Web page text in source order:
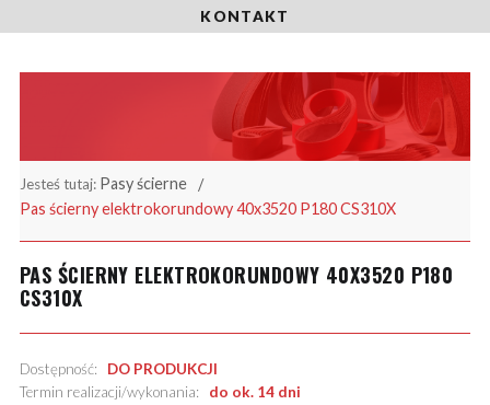
KONTAKT
Jesteś tutaj: Pasy ścierne
Pas ścierny elektrokorundowy 40x3520 P180 CS310X
PAS ŚCIERNY ELEKTROKORUNDOWY 40X3520 P180
CS310X
Dostępność: DO PRODUKCJI
Termin realizacji/wykonania: do ok. 14 dni